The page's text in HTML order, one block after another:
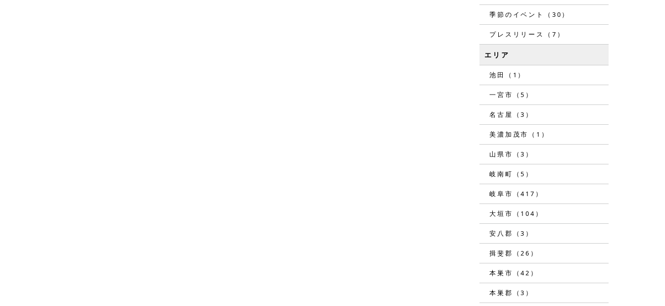
季節のイベント（30）
プレスリリース（7）
エリア
池田（1）
一宮市（5）
名古屋（3）
美濃加茂市（1）
山県市（3）
岐南町（5）
岐阜市（417）
大垣市（104）
安八郡（3）
揖斐郡（26）
本巣市（42）
本巣郡（3）